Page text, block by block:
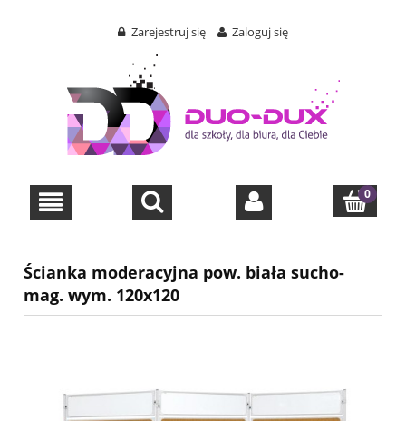
Zarejestruj się Zaloguj się
Ścianka moderacyjna pow. biała sucho-
mag. wym. 120x120